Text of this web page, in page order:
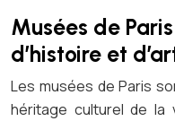
Musées de
d’histoire et
Les musées de Paris
héritage culturel de la